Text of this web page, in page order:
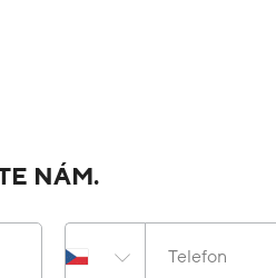
NÁM.
Telefon